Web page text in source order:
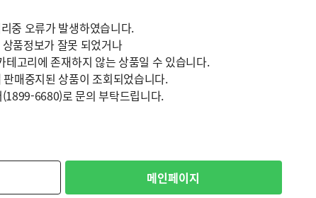
중 오류가 발생하였습니다.
상품정보가 잘못 되었거나
테고리에 존재하지 않는 상품일 수 있습니다.
판매중지된 상품이 조회되었습니다.
6680)로 문의 부탁드립니다.
메인페이지